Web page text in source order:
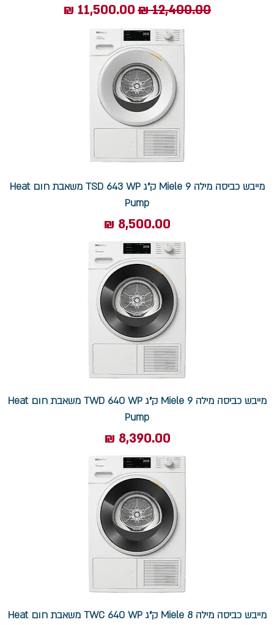
מחיר רגיל מחיר מבצע
מייבש כביסה מילה Miele 9 ק"ג TSD 643 WP משאבת חום Heat
Pump
מחיר
מייבש כביסה מילה Miele 9 ק"ג TWD 640 WP משאבת חום Heat
Pump
מחיר
מייבש כביסה מילה Miele 8 ק"ג TWC 640 WP משאבת חום Heat